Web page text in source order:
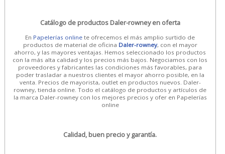
Catálogo de productos Daler-rowney en oferta
En Papelerías online te ofrecemos el más amplio surtido de
productos de material de oficina Daler-rowney, con el mayor
ahorro, y las mayores ventajas. Hemos seleccionado los productos
con la más alta calidad y los precios más bajos. Negociamos con los
proveedores y fabricantes las condiciones más favorables, para
poder trasladar a nuestros clientes el mayor ahorro posible, en la
venta. Precios de mayorista, outlet en productos nuevos. Daler-
rowney, tienda online. Todo el catálogo de productos y artículos de
la marca Daler-rowney con los mejores precios y ofer en Papelerías
online
Calidad, buen precio y garantía.